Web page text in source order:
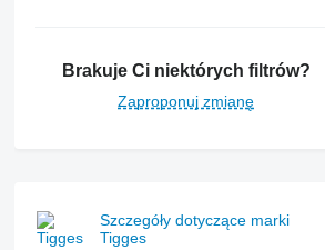
Brakuje Ci niektórych filtrów?
Zaproponuj zmianę
Szczegóły dotyczące marki
Tigges